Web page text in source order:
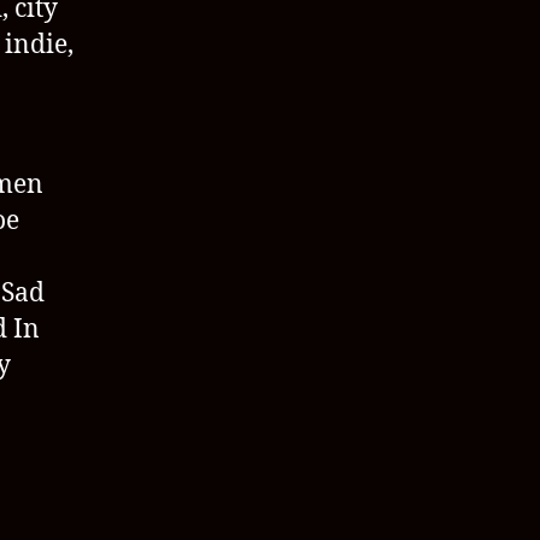
city
indie,
In